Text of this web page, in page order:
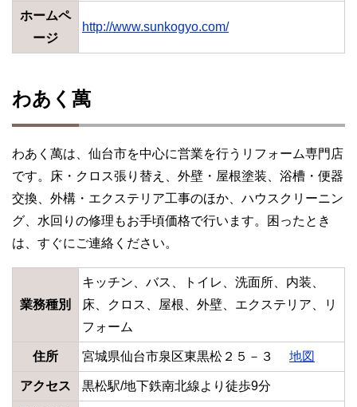
ホームペ
ージ
http://www.sunkogyo.com/
わあく萬
わあく萬は、仙台市を中心に営業を行うリフォーム専門店
です。床・クロス張り替え、外壁・屋根塗装、浴槽・便器
交換、外構・エクステリア工事のほか、ハウスクリーニン
グ、水回りの修理もお手頃価格で行います。困ったとき
は、すぐにご連絡ください。
業務種別
キッチン、バス、トイレ、洗面所、内装、
床、クロス、屋根、外壁、エクステリア、リ
フォーム
住所 宮城県仙台市泉区東黒松２５－３ 地図
アクセス 黒松駅/地下鉄南北線より徒歩9分